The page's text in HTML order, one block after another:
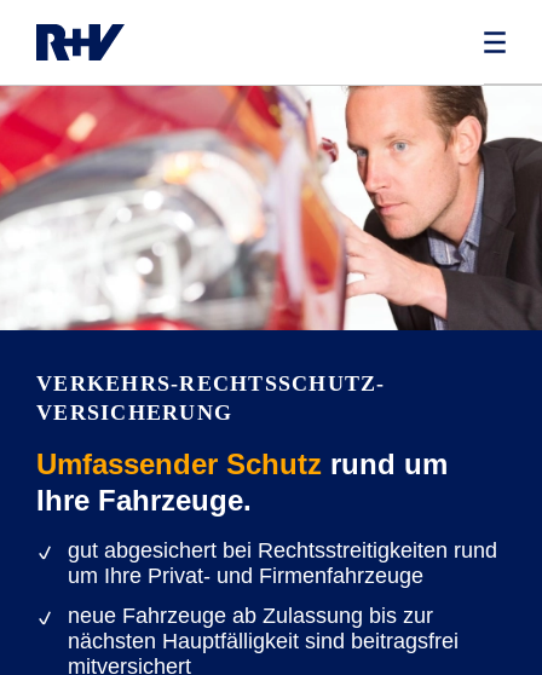
VERKEHRS-RECHTSSCHUTZ­
VERSICHERUNG
Umfassender Schutz rund um
Ihre Fahrzeuge.
gut abgesichert bei Rechtsstreitigkeiten rund
um Ihre Privat- und Firmenfahrzeuge
neue Fahrzeuge ab Zulassung bis zur
nächsten Hauptfälligkeit sind beitragsfrei
mitversichert